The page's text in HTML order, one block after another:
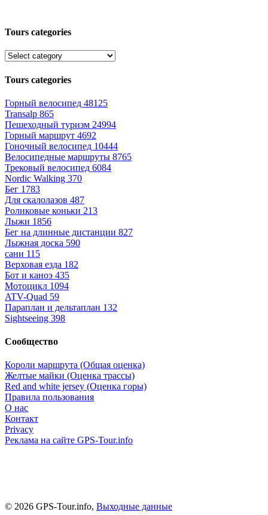
Tours categories
Tours categories
Горный велосипед 48125
Transalp 865
Пешеходный туризм 24994
Горный маршрут 4692
Гоночный велосипед 10444
Велосипедные маршруты 8765
Трековый велосипед 6084
Nordic Walking 370
Бег 1783
Для скалолазов 487
Роликовые коньки 213
Лыжи 1856
Бег на длинные дистанции 827
Лыжная доска 590
сани 115
Верховая езда 182
Бот и каноэ 435
Мотоцикл 1094
ATV-Quad 59
Параплан и дельтаплан 132
Sightseeing 398
Сообщество
Короли маршрута (Общая оценка)
Желтые майки (Оценка трассы)
Red and white jersey (Оценка горы)
Правила пользования
О нас
Контакт
Privacy
Реклама на сайте GPS-Tour.info
© 2026 GPS-Tour.info, Выходные данные